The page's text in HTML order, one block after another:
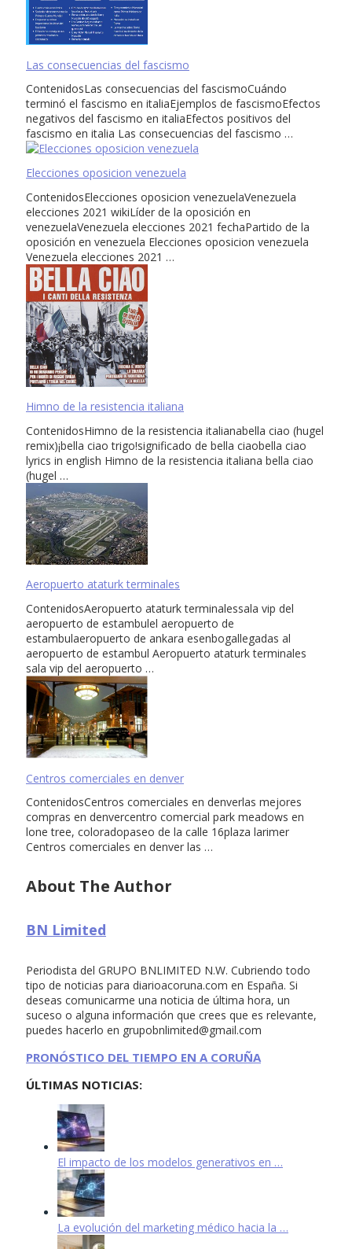
Las consecuencias del fascismo
ContenidosLas consecuencias del fascismoCuándo
terminó el fascismo en italiaEjemplos de fascismoEfectos
negativos del fascismo en italiaEfectos positivos del
fascismo en italia Las consecuencias del fascismo …
Elecciones oposicion venezuela
ContenidosElecciones oposicion venezuelaVenezuela
elecciones 2021 wikiLíder de la oposición en
venezuelaVenezuela elecciones 2021 fechaPartido de la
oposición en venezuela Elecciones oposicion venezuela
Venezuela elecciones 2021 …
Himno de la resistencia italiana
ContenidosHimno de la resistencia italianabella ciao (hugel
remix)¡bella ciao trigo!significado de bella ciaobella ciao
lyrics in english Himno de la resistencia italiana bella ciao
(hugel …
Aeropuerto ataturk terminales
ContenidosAeropuerto ataturk terminalessala vip del
aeropuerto de estambulel aeropuerto de
estambulaeropuerto de ankara esenbogallegadas al
aeropuerto de estambul Aeropuerto ataturk terminales
sala vip del aeropuerto …
Centros comerciales en denver
ContenidosCentros comerciales en denverlas mejores
compras en denvercentro comercial park meadows en
lone tree, coloradopaseo de la calle 16plaza larimer
Centros comerciales en denver las …
About The Author
BN Limited
Periodista del GRUPO BNLIMITED N.W. Cubriendo todo
tipo de noticias para diarioacoruna.com en España. Si
deseas comunicarme una noticia de última hora, un
suceso o alguna información que crees que es relevante,
puedes hacerlo en grupobnlimited@gmail.com
PRONÓSTICO DEL TIEMPO EN A CORUÑA
ÚLTIMAS NOTICIAS:
El impacto de los modelos generativos en …
La evolución del marketing médico hacia la …